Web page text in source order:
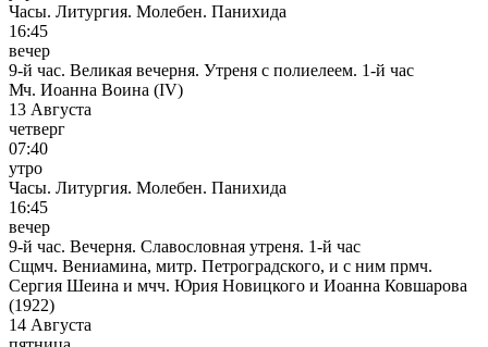
Часы. Литургия. Молебен. Панихида
16:45
вечер
9-й час. Великая вечерня. Утреня с полиелеем. 1-й час
Мч. Иоанна Воина (IV)
13 Августа
четверг
07:40
утро
Часы. Литургия. Молебен. Панихида
16:45
вечер
9-й час. Вечерня. Славословная утреня. 1-й час
Сщмч. Вениамина, митр. Петроградского, и с ним прмч.
Сергия Шеина и мчч. Юрия Новицкого и Иоанна Ковшарова
(1922)
14 Августа